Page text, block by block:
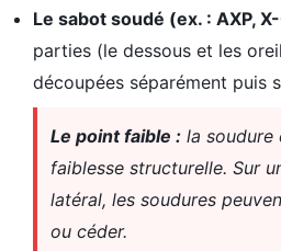
Le sabot soudé (ex. : AXP,
parties (le dessous et les
découpées séparément puis
Le point faible : la soudure
faiblesse structurelle. Sur
latéral, les soudures
ou céder.